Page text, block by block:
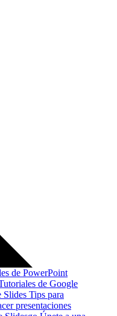
de PowerPoint
de Google
Slides Tips para
presentaciones